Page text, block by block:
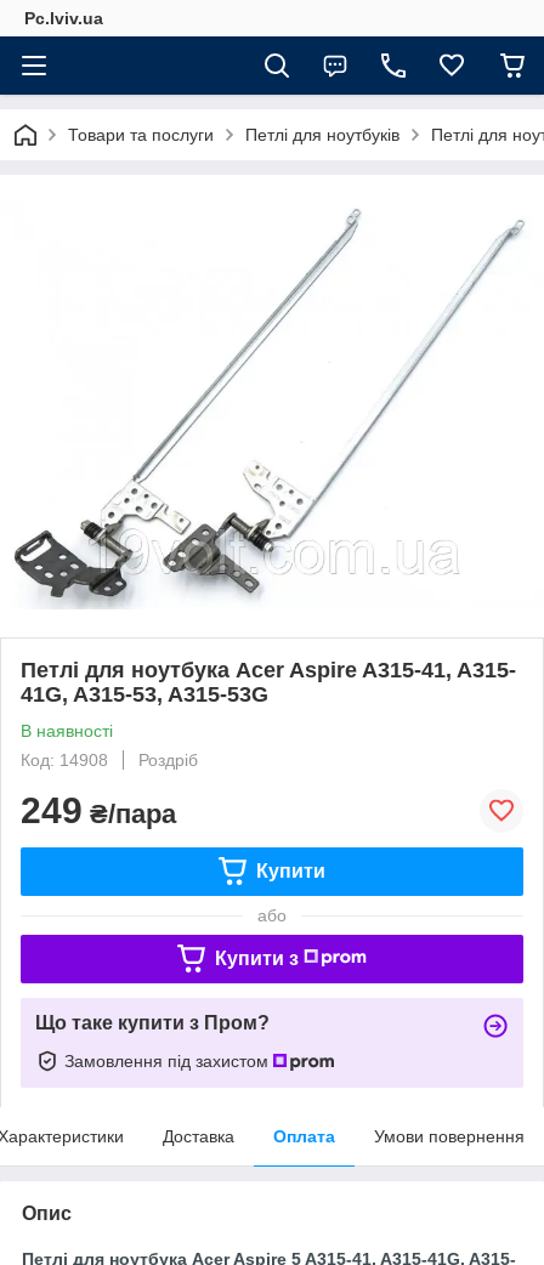
Pc.lviv.ua
Товари та послуги Петлі для ноутбуків Петлі для
Петлі для ноутбука Acer Aspire A315-41, A315-
41G, A315-53, A315-53G
В наявності
Код: 14908
Роздріб
249 ₴/пара
Купити
або
Купити з
Що таке купити з Пром?
Замовлення під захистом
Доставка Оплата Умови повернення
Опис
Петлі для ноутбука Acer Aspire 5 A315-41, A315-41G, A315-